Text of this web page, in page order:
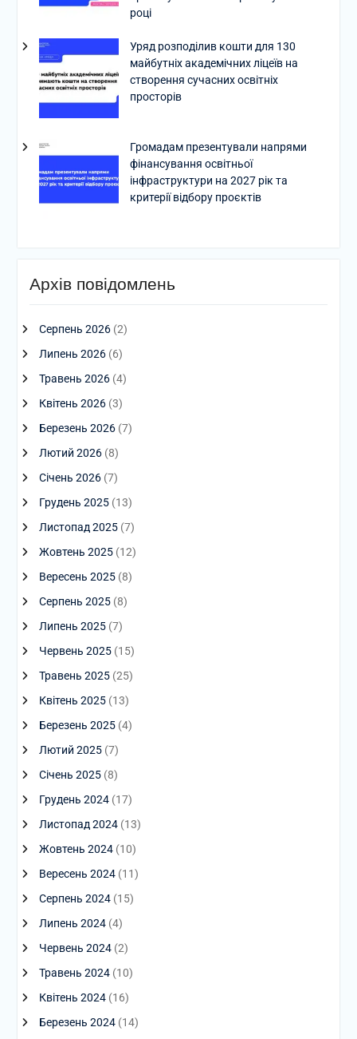
році
Уряд розподілив кошти для 130
майбутніх академічних ліцеїв на
створення сучасних освітніх
просторів
Громадам презентували напрями
фінансування освітньої
інфраструктури на 2027 рік та
критерії відбору проєктів
Архів повідомлень
Серпень 2026(2)
Липень 2026(6)
Травень 2026(4)
Квітень 2026(3)
Березень 2026(7)
Лютий 2026(8)
Січень 2026(7)
Грудень 2025(13)
Листопад 2025(7)
Жовтень 2025(12)
Вересень 2025(8)
Серпень 2025(8)
Липень 2025(7)
Червень 2025(15)
Травень 2025(25)
Квітень 2025(13)
Березень 2025(4)
Лютий 2025(7)
Січень 2025(8)
Грудень 2024(17)
Листопад 2024(13)
Жовтень 2024(10)
Вересень 2024(11)
Серпень 2024(15)
Липень 2024(4)
Червень 2024(2)
Травень 2024(10)
Квітень 2024(16)
Березень 2024(14)